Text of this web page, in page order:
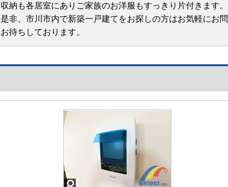
収納も各居室にありご家族のお洋服もすっきり片付きます。
是非、市川市内で新築一戸建てをお探しの方はお気軽にお問
お待ちしております。